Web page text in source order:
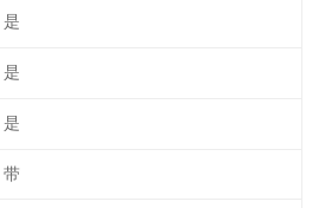
是
是
是
带